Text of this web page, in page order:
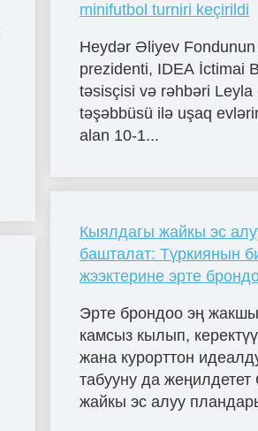
minifutbol turniri keçirildi
Heydər Əliyev
prezidenti, IDEA İctimai
təsisçisi və rəhbəri Leyla
təşəbbüsü ilə uşaq
alan 10-1...
Кыялдагы жайкы эс
башталат: Түркиянын
жээктерине эрте
Эрте брондоо эң
камсыз кылып,
жана курорттон
табууну да
жайкы эс алуу